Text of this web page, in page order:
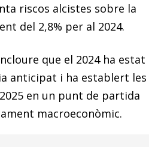
riscos alcistes sobre la
del 2,8% per al 2024.
que el 2024 ha estat
anticipat i ha establert les
en un punt de partida
macroeconòmic.